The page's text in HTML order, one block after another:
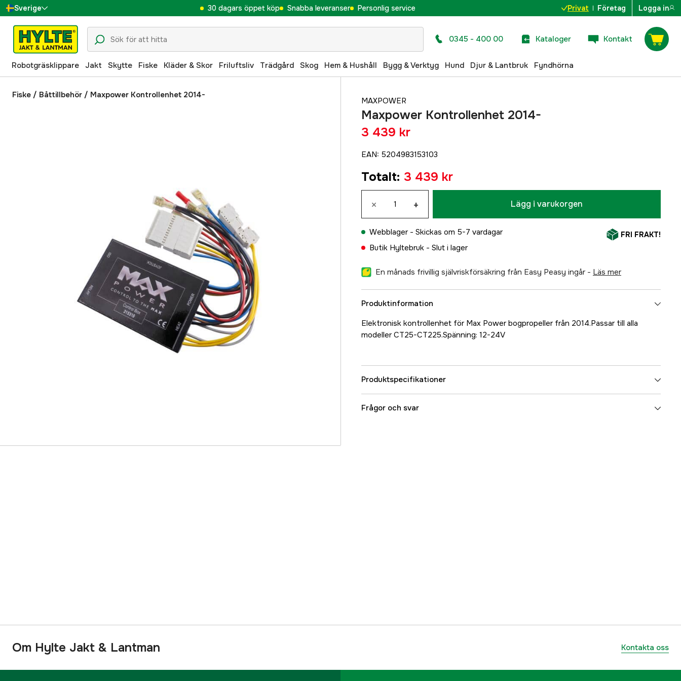
Sverige
Danmark
Suomi
Norge
Deutschland
30 dagars öppet köp Snabba leveranser Personlig service Privat Företag Logga in
0345 - 400 00 Kataloger Kontakt
Robotgräsklippare Jakt Skytte Fiske Kläder & Skor Friluftsliv Trädgård Skog Hem & Hushåll Bygg & Verktyg Hund Djur & Lantbruk Fyndhörna
Fiske / Båttillbehör / Maxpower Kontrollenhet 2014-
MAXPOWER
Maxpower Kontrollenhet 2014-
3 439 kr
EAN: 5204983153103
Totalt: 3 439 kr
× + Lägg i varukorgen
Webblager - Skickas om 5-7 vardagar
Butik Hyltebruk - Slut i lager
FRI FRAKT!
En månads frivillig självriskförsäkring från Easy Peasy ingår - läs mer
Produktinformation
Elektronisk kontrollenhet för Max Power bogpropeller från 2014.Passar till alla
modeller CT25-CT225.Spänning: 12-24V
Produktspecifikationer
Referensnummer
Frågor och svar
Om Hylte Jakt & Lantman Kontakta oss